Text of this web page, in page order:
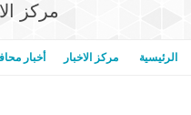
مركز
الرئيسية مركز الاخبار
أخبار